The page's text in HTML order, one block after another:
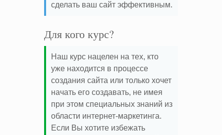
сделать ваш сайт эффективным.
Для кого курс?
Наш курс нацелен на тех, кто
уже находится в процессе
создания сайта или только хочет
начать его создавать, не имея
при этом специальных знаний из
области интернет-маркетинга.
Если Вы хотите избежать